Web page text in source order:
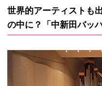
世界的アーティストも
の中に？「中新田バッ